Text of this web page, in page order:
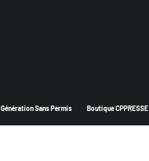
Génération Sans Permis Boutique CPPRESSE